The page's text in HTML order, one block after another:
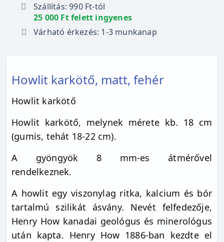
Szállítás: 990 Ft-tól
25 000 Ft felett ingyenes
Várható érkezés: 1-3 munkanap
Howlit karkötő, matt, fehér
Howlit karkötő
Howlit karkötő, melynek mérete kb. 18 cm
(gumis, tehát 18-22 cm).
A gyöngyök 8 mm-es átmérővel
rendelkeznek.
A howlit egy viszonylag ritka, kalcium és bór
tartalmú szilikát ásvány. Nevét felfedezője,
Henry How kanadai geológus és minerológus
után kapta. Henry How 1886-ban kezdte el